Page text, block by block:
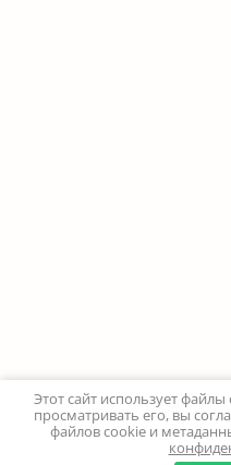
Этот сайт использует
просматривать его, вы
файлов cookie и